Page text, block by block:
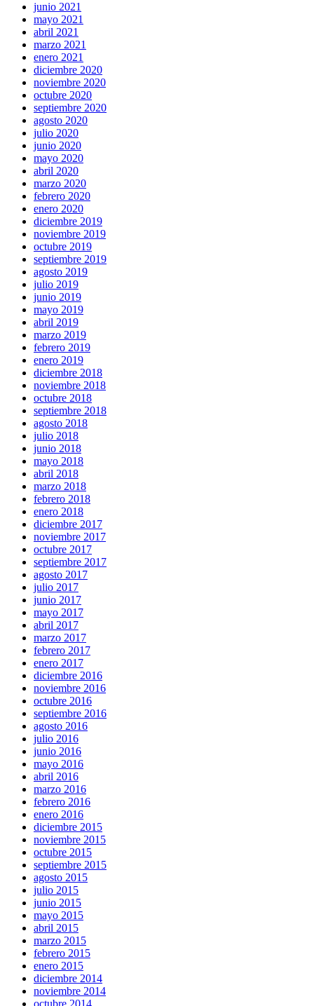
junio 2021
mayo 2021
abril 2021
marzo 2021
enero 2021
diciembre 2020
noviembre 2020
octubre 2020
septiembre 2020
agosto 2020
julio 2020
junio 2020
mayo 2020
abril 2020
marzo 2020
febrero 2020
enero 2020
diciembre 2019
noviembre 2019
octubre 2019
septiembre 2019
agosto 2019
julio 2019
junio 2019
mayo 2019
abril 2019
marzo 2019
febrero 2019
enero 2019
diciembre 2018
noviembre 2018
octubre 2018
septiembre 2018
agosto 2018
julio 2018
junio 2018
mayo 2018
abril 2018
marzo 2018
febrero 2018
enero 2018
diciembre 2017
noviembre 2017
octubre 2017
septiembre 2017
agosto 2017
julio 2017
junio 2017
mayo 2017
abril 2017
marzo 2017
febrero 2017
enero 2017
diciembre 2016
noviembre 2016
octubre 2016
septiembre 2016
agosto 2016
julio 2016
junio 2016
mayo 2016
abril 2016
marzo 2016
febrero 2016
enero 2016
diciembre 2015
noviembre 2015
octubre 2015
septiembre 2015
agosto 2015
julio 2015
junio 2015
mayo 2015
abril 2015
marzo 2015
febrero 2015
enero 2015
diciembre 2014
noviembre 2014
octubre 2014